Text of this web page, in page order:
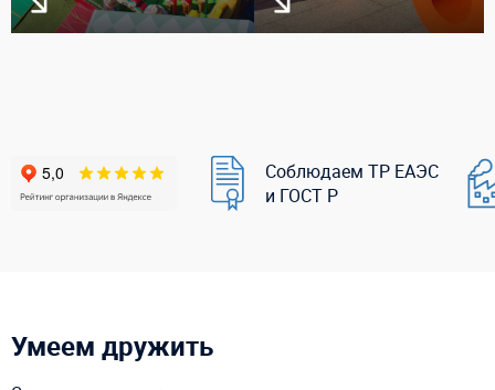
Соблюдаем ТР ЕАЭС
и ГОСТ Р
Умеем дружить